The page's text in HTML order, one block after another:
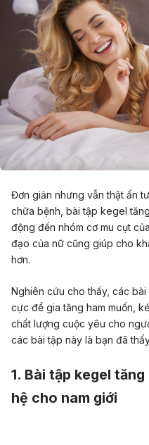
Đơn giản nhưng vẫn thật ấn
chữa bệnh, bài tập kegel
động đến nhóm cơ mu cụt
đạo của nữ cũng giúp cho
hơn.
Nghiên cứu cho thấy, các
cực để gia tăng ham muốn,
chất lượng cuộc yêu cho
các bài tập này là bạn đã
1. Bài tập kegel
hệ cho nam giới